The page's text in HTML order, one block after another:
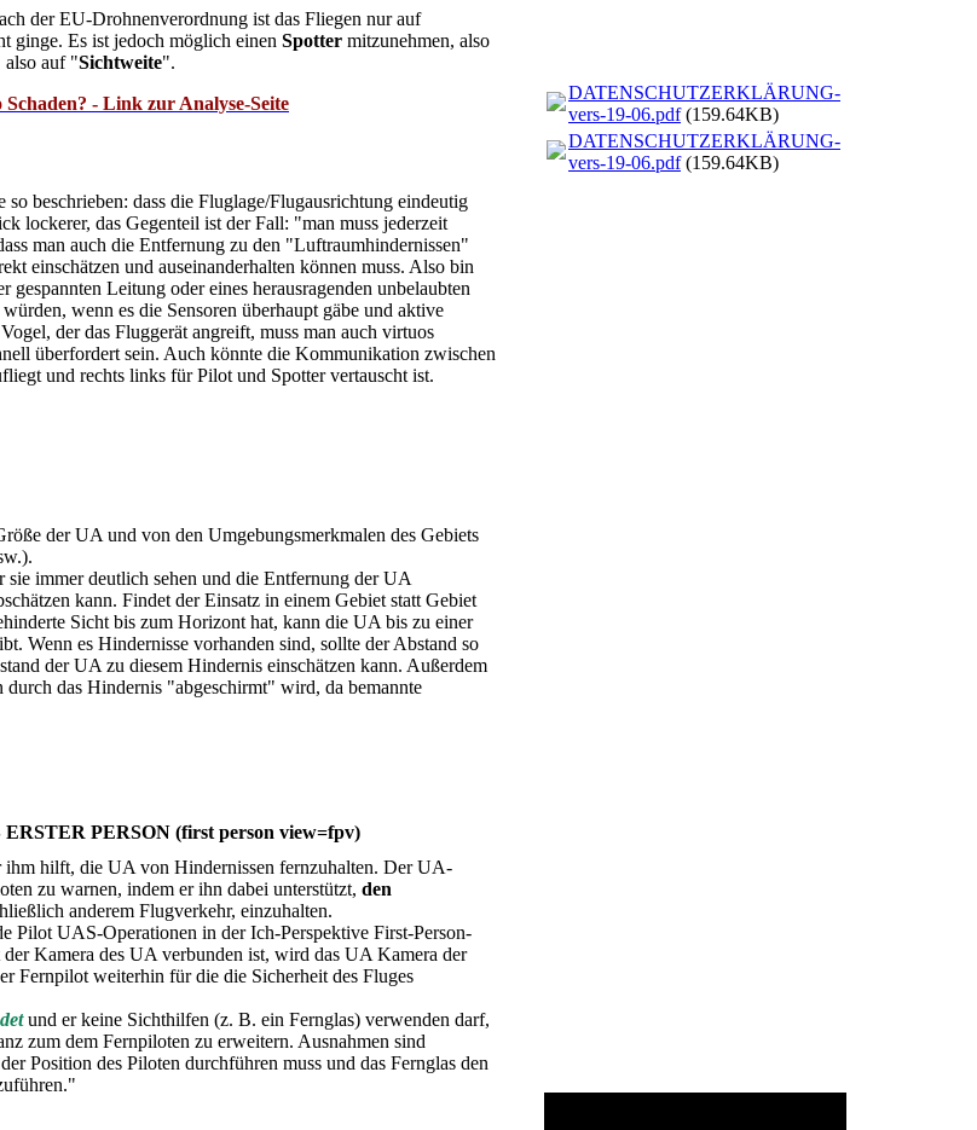
good airmanship: was
es bedeutet ein guter
Pilot zu sein
Vermessung -
Gefahrguttransport?
der EU-Drohnenverordnung ist das Fliegen nur auf
ginge. Es ist jedoch möglich einen Spotter mitzunehmen, also
also auf "Sichtweite".
- Link zur Analyse-Seite
beschrieben: dass die Fluglage/Flugausrichtung eindeutig
lockerer, das Gegenteil ist der Fall: "man muss jederzeit
man auch die Entfernung zu den "Luftraumhindernissen"
einschätzen und auseinanderhalten können muss. Also bin
Leitung oder eines herausragenden unbelaubten
wenn es die Sensoren überhaupt gäbe und aktive
der das Fluggerät angreift, muss man auch virtuos
überfordert sein. Auch könnte die Kommunikation zwischen
und rechts links für Pilot und Spotter vertauscht ist.
der UA und von den Umgebungsmerkmalen des Gebiets
immer deutlich sehen und die Entfernung der UA
kann. Findet der Einsatz in einem Gebiet statt Gebiet
Sicht bis zum Horizont hat, kann die UA bis zu einer
Wenn es Hindernisse vorhanden sind, sollte der Abstand so
der UA zu diesem Hindernis einschätzen kann. Außerdem
das Hindernis "abgeschirmt" wird, da bemannte
PERSON (first person view=fpv)
hilft, die UA von Hindernissen fernzuhalten. Der UA-
zu warnen, indem er ihn dabei unterstützt, den
anderem Flugverkehr, einzuhalten.
Pilot UAS-Operationen in der Ich-Perspektive First-Person-
Kamera des UA verbunden ist, wird das UA Kamera der
Fernpilot weiterhin für die die Sicherheit des Fluges
und er keine Sichthilfen (z. B. ein Fernglas) verwenden darf,
zum dem Fernpiloten zu erweitern. Ausnahmen sind
Position des Piloten durchführen muss und das Fernglas den
DATENSCHUTZERKLÄRUNG-
vers-19-06.pdf(159.64KB)
DATENSCHUTZERKLÄRUNG-
vers-19-06.pdf(159.64KB)